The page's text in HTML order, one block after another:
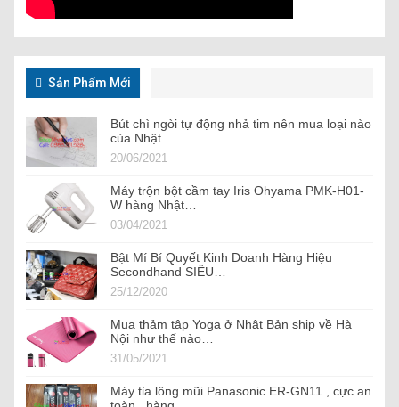
Sản Phẩm Mới
Bút chì ngòi tự động nhả tim nên mua loại nào
của Nhật…
20/06/2021
Máy trộn bột cầm tay Iris Ohyama PMK-H01-
W hàng Nhật…
03/04/2021
Bật Mí Bí Quyết Kinh Doanh Hàng Hiệu
Secondhand SIÊU…
25/12/2020
Mua thảm tập Yoga ở Nhật Bản ship về Hà
Nội như thế nào…
31/05/2021
Máy tỉa lông mũi Panasonic ER-GN11 , cực an